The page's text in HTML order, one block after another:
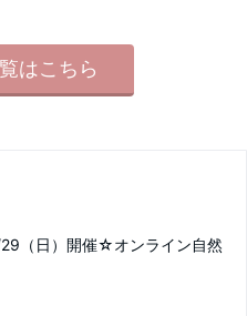
はこちら
29（日）開催☆オンライン自然